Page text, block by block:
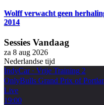
Wolff verwacht geen
2014
Sessies Vandaag
za 8 aug 2026
Nederlandse tijd
IndyCar· Vrije Training 2
OnlyBulls Grand Prix of
Live
19:00